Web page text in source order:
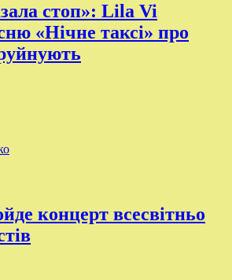
стоп»: Lila Vi
«Нічне таксі» про
концерт всесвітньо